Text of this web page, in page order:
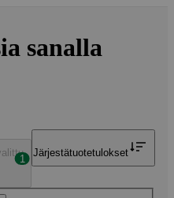
sanalla
1
Järjestätuotetulokset